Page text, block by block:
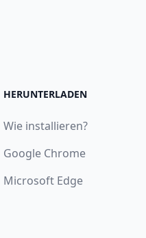
HERUNTERLADEN
Wie installieren?
Google Chrome
Microsoft Edge